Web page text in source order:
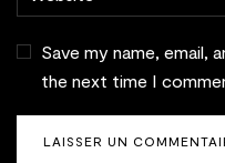
Save my name, email,
the next time I